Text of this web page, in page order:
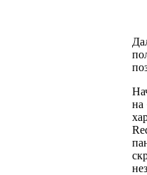
на